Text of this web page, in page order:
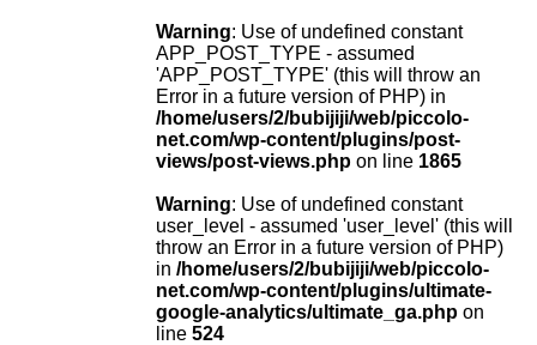
Warning: Use of undefined constant
APP_POST_TYPE - assumed
'APP_POST_TYPE' (this will throw an
Error in a future version of PHP) in
/home/users/2/bubijiji/web/piccolo-
net.com/wp-content/plugins/post-
views/post-views.php on line 1865
Warning: Use of undefined constant
user_level - assumed 'user_level' (this will
throw an Error in a future version of PHP)
in /home/users/2/bubijiji/web/piccolo-
net.com/wp-content/plugins/ultimate-
google-analytics/ultimate_ga.php on
line 524